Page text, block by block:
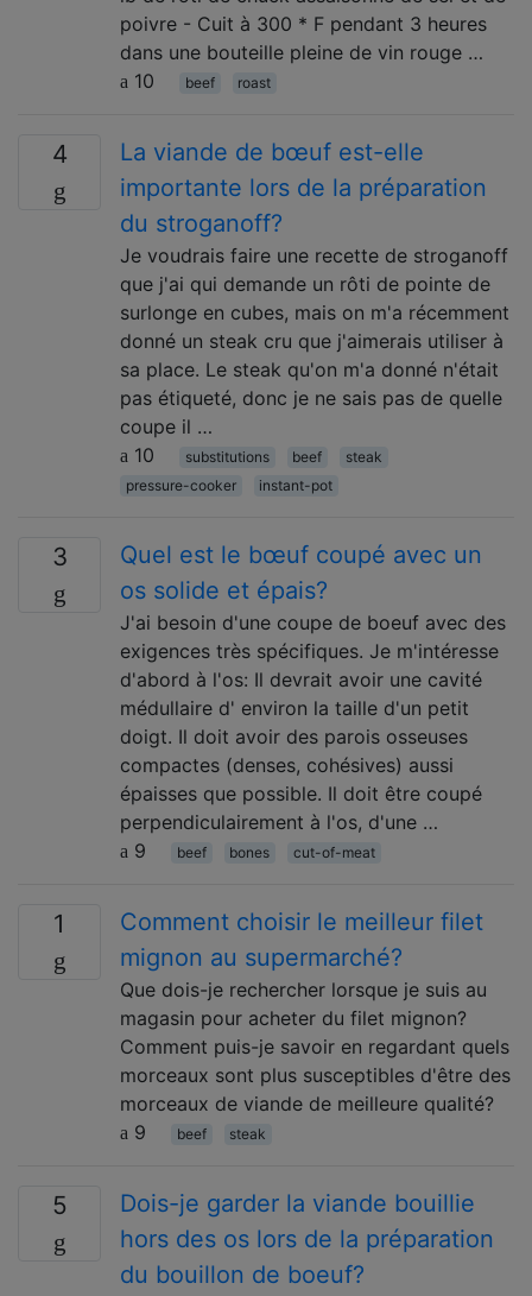
poivre - Cuit à 300 * F pendant 3 heures
dans une bouteille pleine de vin rouge …
10
beef roast
4
La viande de bœuf est-elle
importante lors de la préparation
du stroganoff?
Je voudrais faire une recette de stroganoff
que j'ai qui demande un rôti de pointe de
surlonge en cubes, mais on m'a récemment
donné un steak cru que j'aimerais utiliser à
sa place. Le steak qu'on m'a donné n'était
pas étiqueté, donc je ne sais pas de quelle
coupe il …
10
substitutions beef
steak
pressure-cooker
instant-pot
3
Quel est le bœuf coupé avec un
os solide et épais?
J'ai besoin d'une coupe de boeuf avec des
exigences très spécifiques. Je m'intéresse
d'abord à l'os: Il devrait avoir une cavité
médullaire d' environ la taille d'un petit
doigt. Il doit avoir des parois osseuses
compactes (denses, cohésives) aussi
épaisses que possible. Il doit être coupé
perpendiculairement à l'os, d'une …
9
beef bones cut-of-meat
1
Comment choisir le meilleur filet
mignon au supermarché?
Que dois-je rechercher lorsque je suis au
magasin pour acheter du filet mignon?
Comment puis-je savoir en regardant quels
morceaux sont plus susceptibles d'être des
morceaux de viande de meilleure qualité?
9
beef steak
5
Dois-je garder la viande bouillie
hors des os lors de la préparation
du bouillon de boeuf?